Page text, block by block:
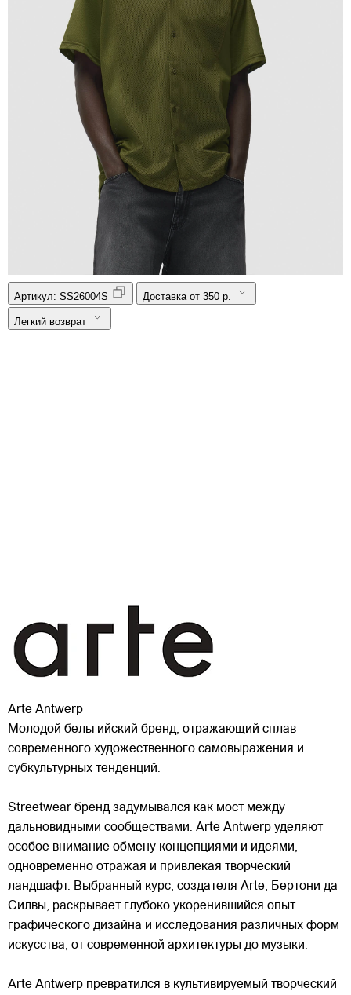
Артикул: SS26004S Доставка от 350 р.
Легкий возврат
Arte Antwerp
Молодой бельгийский бренд, отражающий сплав
современного художественного самовыражения и
субкультурных тенденций.
Streetwear бренд задумывался как мост между
дальновидными сообществами. Arte Antwerp уделяют
особое внимание обмену концепциями и идеями,
одновременно отражая и привлекая творческий
ландшафт. Выбранный курс, создателя Arte, Бертони да
Силвы, раскрывает глубоко укоренившийся опыт
графического дизайна и исследования различных форм
искусства, от современной архитектуры до музыки.
Arte Antwerp превратился в культивируемый творческий